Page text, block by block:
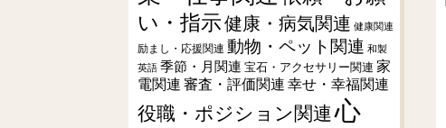
い・指示健康・病気関連 健康関連
励まし・応援関連 動物・ペット関連 和製
英語 季節・月関連 宝石・アクセサリー関連 家
電関連 審査・評価関連 幸せ・幸福関連
役職・ポジション関連 心